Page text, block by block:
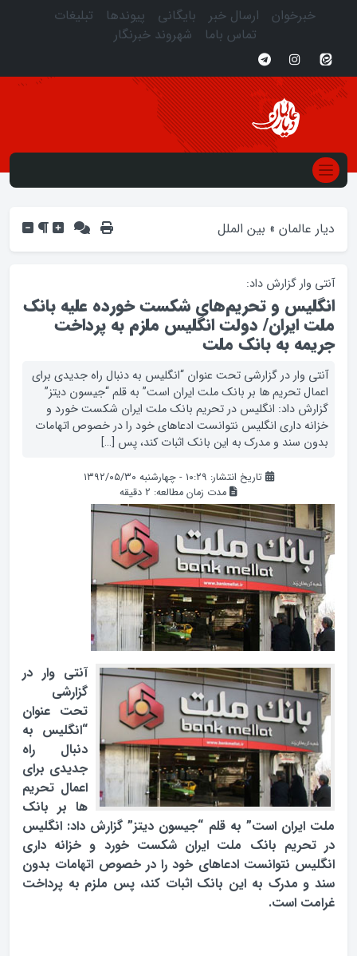
خبرخوان ارسال خبر بایگانی پیوندها
تبلیغات
تماس باما
شهروند خبرنگار
دیار عالمان » بین الملل
آنتي وار گزارش داد:
انگليس و تحريم‌هاي شکست خورده عليه بانک
ملت ايران/ دولت انگليس ملزم به پرداخت
جريمه به بانک ملت
آنتي وار در گزارشي تحت عنوان “انگليس به دنبال راه جديدي براي
اعمال تحريم ها بر بانک ملت ايران است” به قلم “جيسون ديتز”
گزارش داد: انگليس در تحريم بانک ملت ايران شکست خورد و
خزانه داري انگليس نتوانست ادعاهاي خود را در خصوص اتهامات
بدون سند و مدرک به اين بانک اثبات کند، پس […]
تاریخ انتشار: ۱۰:۲۹ - چهارشنبه ۱۳۹۲/۰۵/۳۰
مدت زمان مطالعه: 2 دقیقه
آنتي وار در
گزارشي
تحت عنوان
“انگليس به
دنبال راه
جديدي براي
اعمال تحريم
ها بر بانک
ملت ايران است” به قلم “جيسون ديتز” گزارش داد: انگليس
در تحريم بانک ملت ايران شکست خورد و خزانه داري
انگليس نتوانست ادعاهاي خود را در خصوص اتهامات بدون
سند و مدرک به اين بانک اثبات کند، پس ملزم به پرداخت
غرامت است.